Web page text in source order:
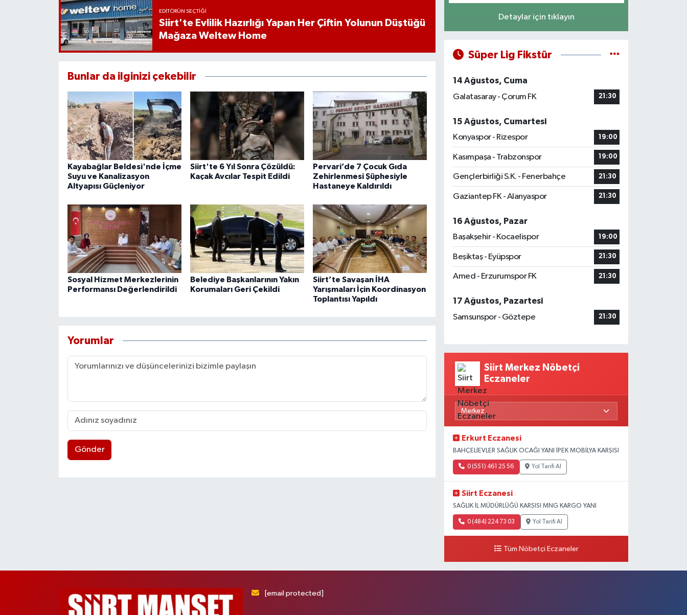
EDITÖRÜN SEÇTIĞI
Siirt'te Evlilik Hazırlığı Yapan Her Çiftin Yolunun Düştüğü
Mağaza Weltew Home
Bunlar da ilginizi çekebilir
Kayabağlar Beldesi'nde İçme
Suyu ve Kanalizasyon
Altyapısı Güçleniyor
Siirt'te 6 Yıl Sonra Çözüldü:
Kaçak Avcılar Tespit Edildi
Pervari’de 7 Çocuk Gıda
Zehirlenmesi Şüphesiyle
Hastaneye Kaldırıldı
Sosyal Hizmet Merkezlerinin
Performansı Değerlendirildi
Belediye Başkanlarının Yakın
Korumaları Geri Çekildi
Siirt’te Savaşan İHA
Yarışmaları İçin Koordinasyon
Toplantısı Yapıldı
Yorumlar
Gönder
Detaylar için tıklayın
Süper Lig Fikstür
14 Ağustos, Cuma
Galatasaray - Çorum FK
21:30
15 Ağustos, Cumartesi
Konyaspor - Rizespor
19:00
Kasımpaşa - Trabzonspor 19:00
Gençlerbirliği S.K. - Fenerbahçe 21:30
Gaziantep FK - Alanyaspor 21:30
16 Ağustos, Pazar
Başakşehir - Kocaelispor
19:00
Beşiktaş - Eyüpspor 21:30
Amed - Erzurumspor FK 21:30
17 Ağustos, Pazartesi
Samsunspor - Göztepe
21:30
Siirt Merkez Nöbetçi
Eczaneler
Erkurt Eczanesi
BAHÇELİEVLER SAĞLIK OCAĞI YANI İPEK MOBİLYA KARŞISI
0 (551) 461 25 56 Yol Tarifi Al
Siirt Eczanesi
SAĞLIK İL MÜDÜRLÜĞÜ KARŞISI MNG KARGO YANI
0 (484) 224 73 03 Yol Tarifi Al
Tüm Nöbetçi Eczaneler
[email protected]